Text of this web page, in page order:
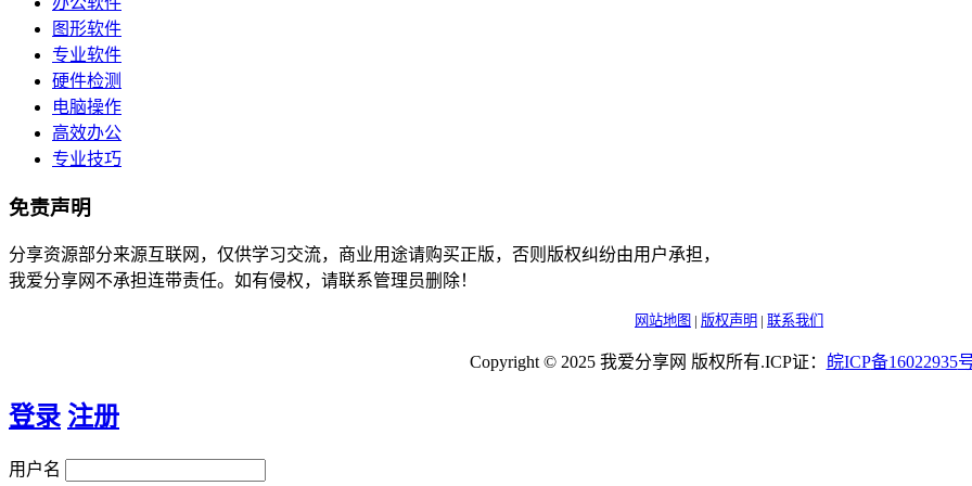
图形软件
专业软件
硬件检测
电脑操作
高效办公
专业技巧
免责声明
分享资源部分来源互联网，仅供学习交流，商业用途请购买正版，否则版权纠纷由用户承担，
我爱分享网不承担连带责任。如有侵权，请联系管理员删除！
网站地图 | 版权声明 | 联系我们
Copyright © 2025 我爱分享网 版权所有.ICP证： 皖ICP备16022935
登录 注册
用户名